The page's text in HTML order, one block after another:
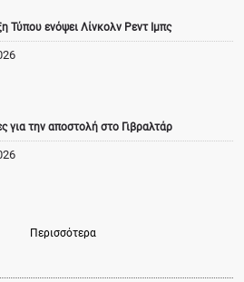
Τύπου ενόψει Λίνκολν Ρεντ Ιμπς
για την αποστολή στο Γιβραλτάρ
Περισσότερα